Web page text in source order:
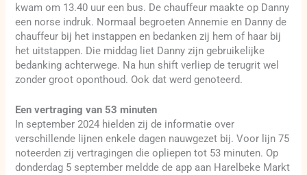
kwam om 13.40 uur een bus. De chauffeur maakte op Danny
een norse indruk. Normaal begroeten Annemie en Danny de
chauffeur bij het instappen en bedanken zij hem of haar bij
het uitstappen. Die middag liet Danny zijn gebruikelijke
bedanking achterwege. Na hun shift verliep de terugrit wel
zonder groot oponthoud. Ook dat werd genoteerd.
Een vertraging van 53 minuten
In september 2024 hielden zij de informatie over
verschillende lijnen enkele dagen nauwgezet bij. Voor lijn 75
noteerden zij vertragingen die opliepen tot 53 minuten. Op
donderdag 5 september meldde de app aan Harelbeke Markt